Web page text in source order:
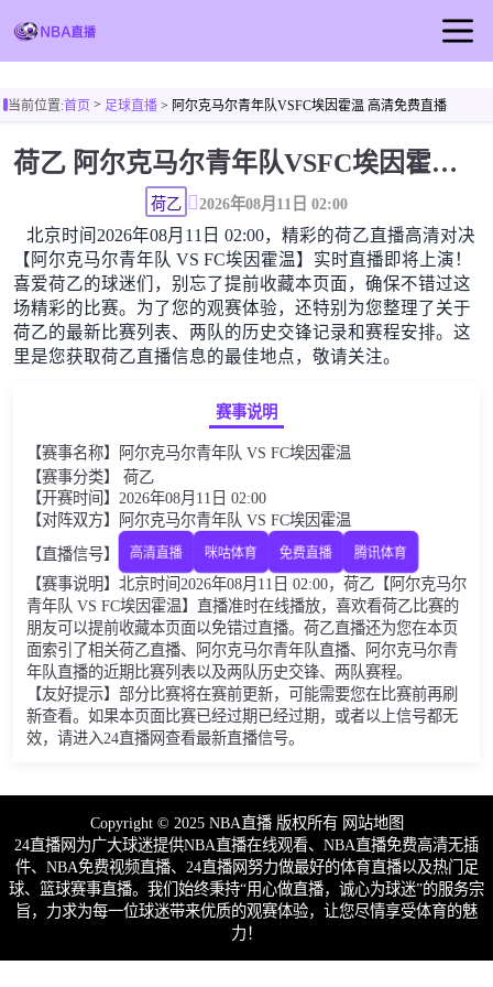
足球直播
NBA视频
NBA新闻
当前位置:首页> 足球直播> 阿尔克马尔青年队VSFC埃因霍温 高清免费直播
荷乙 阿尔克马尔青年队VSFC埃因霍温高清直播免费观看
荷乙 2026年08月11日 02:00
北京时间2026年08月11日 02:00，精彩的荷乙直播高清对决
【阿尔克马尔青年队 VS FC埃因霍温】实时直播即将上演！
喜爱荷乙的球迷们，别忘了提前收藏本页面，确保不错过这
场精彩的比赛。为了您的观赛体验，还特别为您整理了关于
荷乙的最新比赛列表、两队的历史交锋记录和赛程安排。这
里是您获取荷乙直播信息的最佳地点，敬请关注。
赛事说明
【赛事名称】阿尔克马尔青年队 VS FC埃因霍温
【赛事分类】 荷乙
【开赛时间】2026年08月11日 02:00
【对阵双方】阿尔克马尔青年队 VS FC埃因霍温
【直播信号】
高清直播 咪咕体育 免费直播 腾讯体育
【赛事说明】北京时间2026年08月11日 02:00，荷乙【阿尔克马尔
青年队 VS FC埃因霍温】直播准时在线播放，喜欢看荷乙比赛的
朋友可以提前收藏本页面以免错过直播。荷乙直播还为您在本页
面索引了相关荷乙直播、阿尔克马尔青年队直播、阿尔克马尔青
年队直播的近期比赛列表以及两队历史交锋、两队赛程。
【友好提示】部分比赛将在赛前更新，可能需要您在比赛前再刷
新查看。如果本页面比赛已经过期已经过期，或者以上信号都无
效，请进入24直播网查看最新直播信号。
Copyright © 2025 NBA直播 版权所有 网站地图
24直播网为广大球迷提供NBA直播在线观看、NBA直播免费高清无插
件、NBA免费视频直播、24直播网努力做最好的体育直播以及热门足
球、篮球赛事直播。我们始终秉持“用心做直播，诚心为球迷”的服务宗
旨，力求为每一位球迷带来优质的观赛体验，让您尽情享受体育的魅
力！